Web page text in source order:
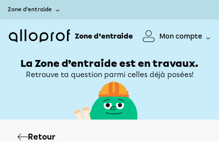
Zone d’entraide
Zone d’entraide Mon compte
La Zone d’entraide est en travaux.
Retrouve ta question parmi celles déjà posées!
Retour